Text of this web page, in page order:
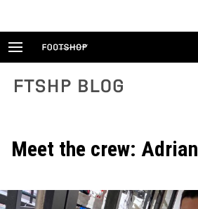
FTSHP blog
Meet the crew: Adrian